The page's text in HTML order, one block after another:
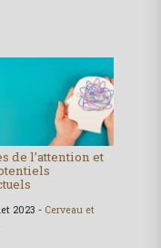
de l’attention et
2023 - Cerveau et